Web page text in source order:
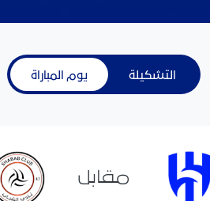
التشكيلة يوم المباراة
مقابل